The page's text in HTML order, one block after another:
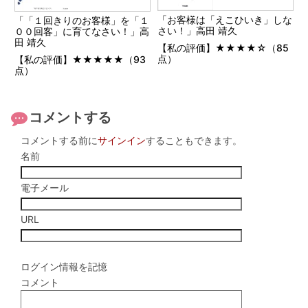
「「１回きりのお客様」を「１
００回客」に育てなさい！」高
田 靖久
【私の評価】★★★★★（93
点）
「お客様は「えこひいき」しな
さい！」高田 靖久
【私の評価】★★★★☆（85
点）
コメントする
コメントする前にサインインすることもできます。
名前
電子メール
URL
ログイン情報を記憶
コメント